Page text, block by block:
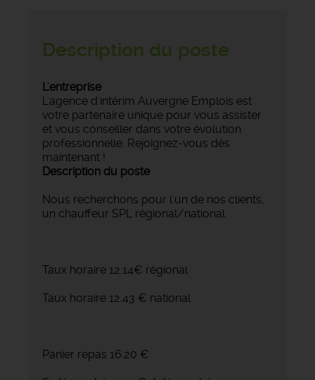
Description du poste
L'entreprise
L'agence d'intérim Auvergne Emplois est
votre partenaire unique pour vous assister
et vous conseiller dans votre évolution
professionnelle. Rejoignez-vous dès
maintenant !
Description du poste
Nous recherchons pour l'un de nos clients,
un chauffeur SPL régional/national.
Taux horaire 12.14€ régional
Taux horaire 12.43 € national
Panier repas 16.20 €